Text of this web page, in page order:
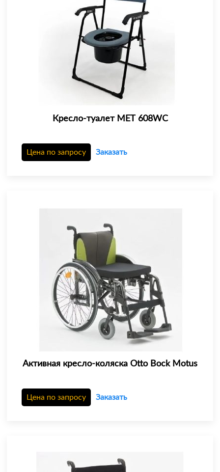
Кресло-туалет МЕТ 608WC
Цена по запросу Заказать
Активная кресло-коляска Otto Bock Motus
Цена по запросу Заказать